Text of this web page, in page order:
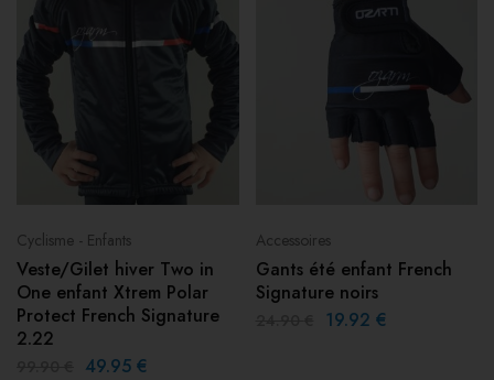
Cyclisme - Enfants
Veste/Gilet hiver Two in
One enfant Xtrem Polar
Protect French Signature
2.22
49.95 €
Accessoires
Gants été enfant French
Signature noirs
19.92 €